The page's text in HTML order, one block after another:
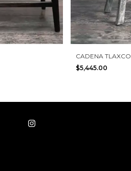
CADENA TLAXCO
$5,445.00